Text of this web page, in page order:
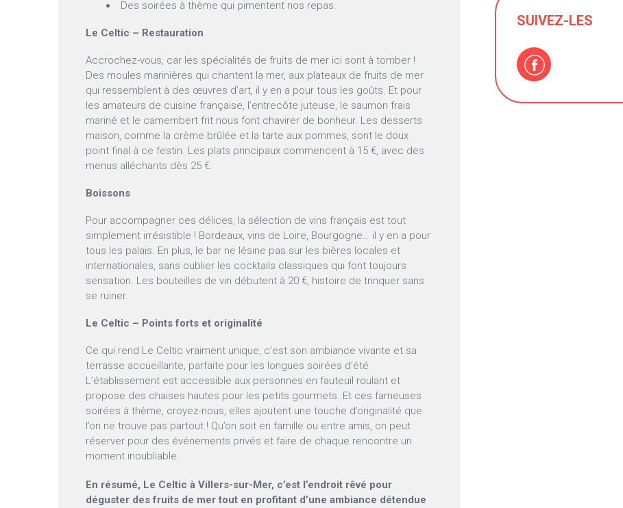
Des soirées à thème qui pimentent nos repas.
Le Celtic – Restauration
Accrochez-vous, car les spécialités de fruits de mer ici sont à tomber !
Des moules marinières qui chantent la mer, aux plateaux de fruits de mer
qui ressemblent à des œuvres d’art, il y en a pour tous les goûts. Et pour
les amateurs de cuisine française, l’entrecôte juteuse, le saumon frais
mariné et le camembert frit nous font chavirer de bonheur. Les desserts
maison, comme la crème brûlée et la tarte aux pommes, sont le doux
point final à ce festin. Les plats principaux commencent à 15 €, avec des
menus alléchants dès 25 €.
Boissons
Pour accompagner ces délices, la sélection de vins français est tout
simplement irrésistible ! Bordeaux, vins de Loire, Bourgogne… il y en a pour
tous les palais. En plus, le bar ne lésine pas sur les bières locales et
internationales, sans oublier les cocktails classiques qui font toujours
sensation. Les bouteilles de vin débutent à 20 €, histoire de trinquer sans
se ruiner.
Le Celtic – Points forts et originalité
Ce qui rend Le Celtic vraiment unique, c’est son ambiance vivante et sa
terrasse accueillante, parfaite pour les longues soirées d’été.
L’établissement est accessible aux personnes en fauteuil roulant et
propose des chaises hautes pour les petits gourmets. Et ces fameuses
soirées à thème, croyez-nous, elles ajoutent une touche d’originalité que
l’on ne trouve pas partout ! Qu’on soit en famille ou entre amis, on peut
réserver pour des événements privés et faire de chaque rencontre un
moment inoubliable.
En résumé, Le Celtic à Villers-sur-Mer, c’est l’endroit rêvé pour
déguster des fruits de mer tout en profitant d’une ambiance détendue
SUIVEZ-LES